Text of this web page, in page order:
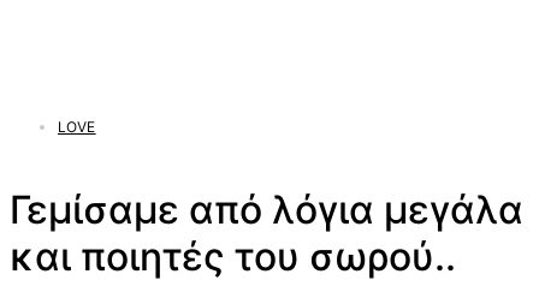
LOVE
Γεμίσαμε από λόγια μεγάλα
και ποιητές του σωρού..